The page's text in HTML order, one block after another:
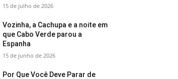
15 de julho de 2026
Vozinha, a Cachupa e a noite em
que Cabo Verde parou a
Espanha
15 de junho de 2026
Por Que Você Deve Parar de